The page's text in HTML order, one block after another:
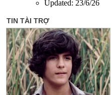
Updated: 23/6/26